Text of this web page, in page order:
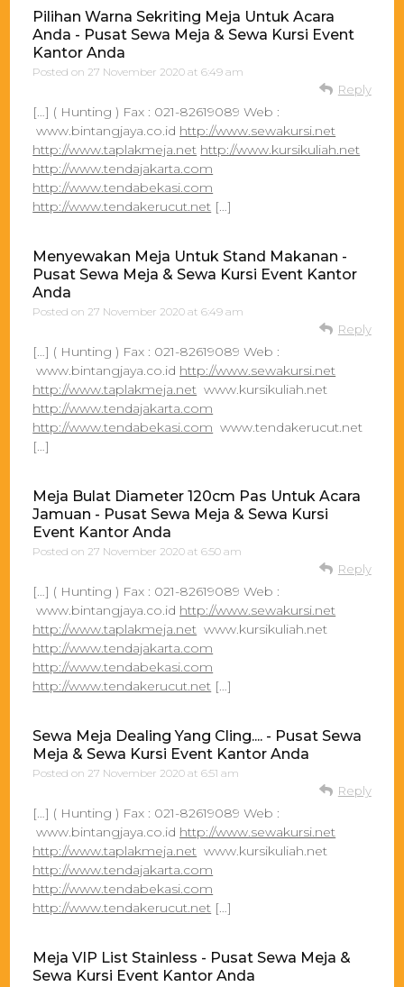
Pilihan Warna Sekriting Meja Untuk Acara
Anda - Pusat Sewa Meja & Sewa Kursi Event
Kantor Anda
Posted on 27 November 2020 at 6:49 am
Reply
[…] ( Hunting ) Fax : 021-82619089 Web :
www.bintangjaya.co.id http://www.sewakursi.net
http://www.taplakmeja.net http://www.kursikuliah.net
http://www.tendajakarta.com
http://www.tendabekasi.com
http://www.tendakerucut.net […]
Menyewakan Meja Untuk Stand Makanan -
Pusat Sewa Meja & Sewa Kursi Event Kantor
Anda
Posted on 27 November 2020 at 6:49 am
Reply
[…] ( Hunting ) Fax : 021-82619089 Web :
www.bintangjaya.co.id http://www.sewakursi.net
http://www.taplakmeja.net www.kursikuliah.net
http://www.tendajakarta.com
http://www.tendabekasi.com www.tendakerucut.net
[…]
Meja Bulat Diameter 120cm Pas Untuk Acara
Jamuan - Pusat Sewa Meja & Sewa Kursi
Event Kantor Anda
Posted on 27 November 2020 at 6:50 am
Reply
[…] ( Hunting ) Fax : 021-82619089 Web :
www.bintangjaya.co.id http://www.sewakursi.net
http://www.taplakmeja.net www.kursikuliah.net
http://www.tendajakarta.com
http://www.tendabekasi.com
http://www.tendakerucut.net […]
Sewa Meja Dealing Yang Cling.... - Pusat Sewa
Meja & Sewa Kursi Event Kantor Anda
Posted on 27 November 2020 at 6:51 am
Reply
[…] ( Hunting ) Fax : 021-82619089 Web :
www.bintangjaya.co.id http://www.sewakursi.net
http://www.taplakmeja.net www.kursikuliah.net
http://www.tendajakarta.com
http://www.tendabekasi.com
http://www.tendakerucut.net […]
Meja VIP List Stainless - Pusat Sewa Meja &
Sewa Kursi Event Kantor Anda